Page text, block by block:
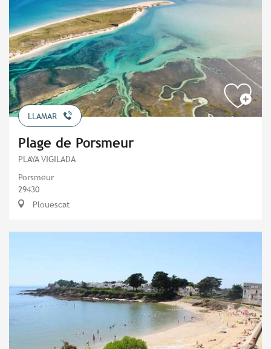
LLAMAR
Plage de Porsmeur
PLAYA VIGILADA
Porsmeur
29430
Plouescat